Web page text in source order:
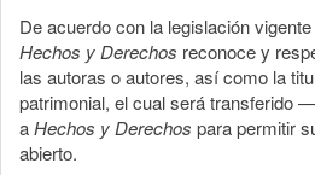
De acuerdo con la legislación
Hechos y Derechos reconoce y
las autoras o autores, así como la
patrimonial, el cual será transferido
aHechos y Derechos para permitir
abierto.